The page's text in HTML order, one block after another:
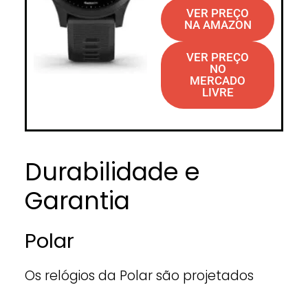
VER PREÇO
NA AMAZON
VER PREÇO
NO
MERCADO
LIVRE
Durabilidade e
Garantia
Polar
Os relógios da Polar são projetados